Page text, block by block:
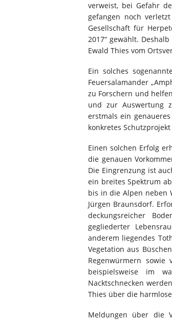
verweist, bei Gefahr
gefangen noch
Gesellschaft für
2017“ gewählt.
Ewald Thies vom
Ein solches
Feuersalamander
zu Forschern und
und zur Auswertung
erstmals ein
konkretes
Einen solchen Erfolg
die genauen
Die Eingrenzung ist
ein breites Spektrum
bis in die Alpen neben
Jürgen Braunsdorf.
deckungsreicher
gegliederter
anderem liegendes
Vegetation aus
Regenwürmern
beispielsweise im
Nacktschnecken
Thies über die
Meldungen über die